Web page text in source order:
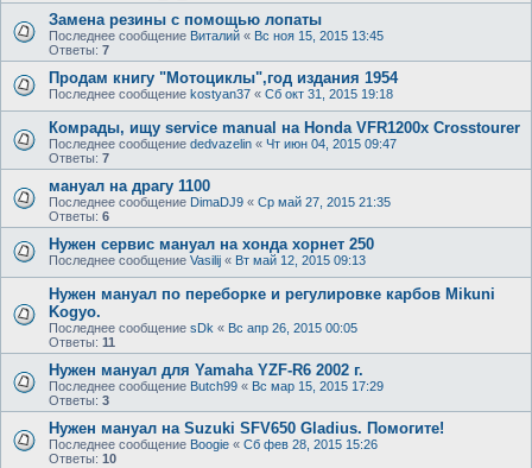
Замена резины с помощью лопаты
Последнее сообщение Виталий « Вс ноя 15, 2015 13:45
Ответы: 7
Продам книгу "Мотоциклы",год издания 1954
Последнее сообщение kostyan37 « Сб окт 31, 2015 19:18
Комрады, ищу service manual на Honda VFR1200x Crosstourer
Последнее сообщение dedvazelin « Чт июн 04, 2015 09:47
Ответы: 7
мануал на драгу 1100
Последнее сообщение DimaDJ9 « Ср май 27, 2015 21:35
Ответы: 6
Нужен сервис мануал на хонда хорнет 250
Последнее сообщение Vasilij « Вт май 12, 2015 09:13
Нужен мануал по переборке и регулировке карбов Mikuni
Kogyo.
Последнее сообщение sDk « Вс апр 26, 2015 00:05
Ответы: 11
Нужен мануал для Yamaha YZF-R6 2002 г.
Последнее сообщение Butch99 « Вс мар 15, 2015 17:29
Ответы: 3
Нужен мануал на Suzuki SFV650 Gladius. Помогите!
Последнее сообщение Boogie « Сб фев 28, 2015 15:26
Ответы: 10